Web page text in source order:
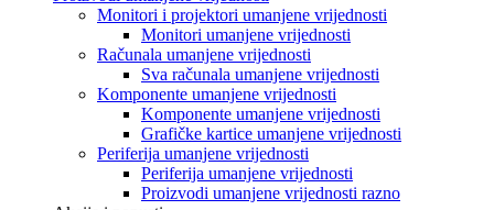
Monitori i projektori umanjene vrijednosti
Monitori umanjene vrijednosti
Računala umanjene vrijednosti
Sva računala umanjene vrijednosti
Komponente umanjene vrijednosti
Komponente umanjene vrijednosti
Grafičke kartice umanjene vrijednosti
Periferija umanjene vrijednosti
Periferija umanjene vrijednosti
Proizvodi umanjene vrijednosti razno